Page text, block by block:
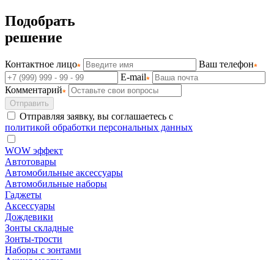
Подобрать
решение
Контактное лицо
Ваш телефон
E-mail
Комментарий
Отправить
Отправляя заявку, вы соглашаетесь с
политикой обработки персональных данных
WOW эффект
Автотовары
Автомобильные аксессуары
Автомобильные наборы
Гаджеты
Аксессуары
Дождевики
Зонты складные
Зонты-трости
Наборы с зонтами